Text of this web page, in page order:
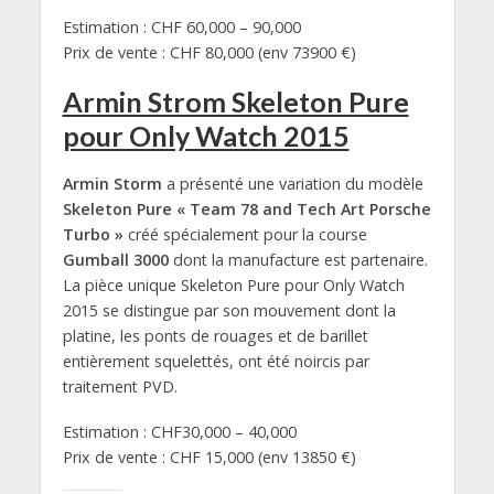
Estimation : CHF 60,000 – 90,000
Prix de vente : CHF 80,000 (env 73900 €)
Armin Strom Skeleton Pure
pour Only Watch 2015
Armin Storm a présenté une variation du modèle
Skeleton Pure « Team 78 and Tech Art Porsche
Turbo » créé spécialement pour la course
Gumball 3000dont la manufacture est partenaire.
La pièce unique Skeleton Pure pour Only Watch
2015 se distingue par son mouvement dont la
platine, les ponts de rouages et de barillet
entièrement squelettés, ont été noircis par
traitement PVD.
Estimation : CHF30,000 – 40,000
Prix de vente : CHF 15,000 (env 13850 €)